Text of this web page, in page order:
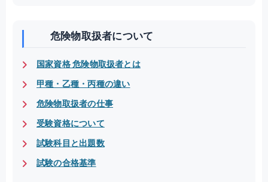
危険物取扱者について
国家資格 危険物取扱者とは
甲種・乙種・丙種の違い
危険物取扱者の仕事
受験資格について
試験科目と出題数
試験の合格基準